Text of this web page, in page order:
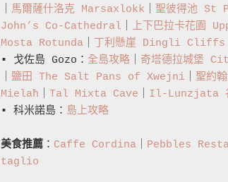
馬爾薩什洛克 Marsaxlokk 聖彼得池 St
John’s Co-Cathedral
上下巴拉卡花園
Mosta Rotunda
丁利懸崖 Dingli Cliffs
▪️ 戈佐島 Gozo： 全島攻略 奇塔德拉城堡
鹽田 The Salt Pans of Xwejni 聖約
Mielaħ
Tal Mixta Cave
Il-Lunzjata
▪️ 科米諾島： 島上攻略
美食推薦 ： Caffe Cordina Pebbles
taglio